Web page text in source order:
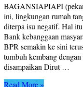
BAGANSIAPIAPI
ini, lingkungan rumah
diterpa isu negatif. Hal
Bank kebanggaan
BPR semakin ke sini
tumbuh kembang
disampaikan Dirut …
Read More »